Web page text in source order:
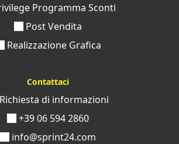
Programma Sconti
Post Vendita
Realizzazione Grafica
Contattaci
di informazioni
+39 06 594 2860
info@sprint24.com